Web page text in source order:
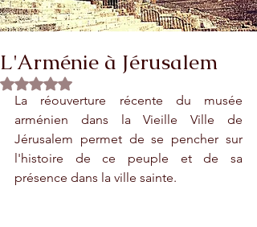
L'Arménie à Jérusalem
Rated NaN out of 5 stars.
La réouverture récente du musée
arménien dans la Vieille Ville de
Jérusalem permet de se pencher sur
l'histoire de ce peuple et de sa
présence dans la ville sainte.